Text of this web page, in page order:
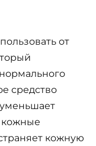
от
средство
кожные
кожную